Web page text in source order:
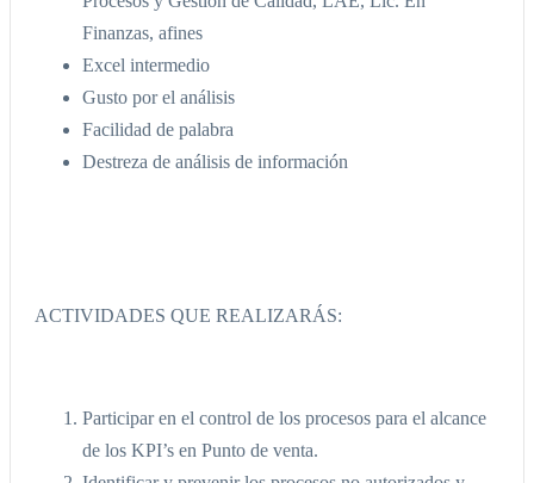
Finanzas, afines
Excel intermedio
Gusto por el análisis
Facilidad de palabra
Destreza de análisis de información
ACTIVIDADES QUE REALIZARÁS:
Participar en el control de los procesos para el alcance
de los KPI’s en Punto de venta.